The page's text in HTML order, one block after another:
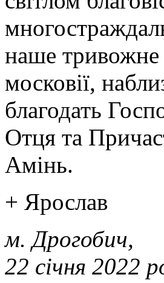
наше тривожне
московії,
благодать
Отця та
Амінь.
+ Ярослав
м. Дрогобич,
22 січня 2022